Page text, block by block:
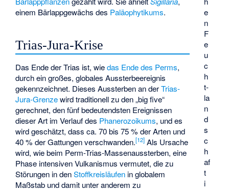
e
n
F
e
u
c
h
t­
la
n
d
s
c
h
af
t
i
einem Bärlappgewächs des Paläophytikums.
Trias-Jura-Krise
Das Ende der Trias ist, wiedas Ende des Perms,
durch ein großes, globales Aussterbeereignis
gekennzeichnet. Dieses Aussterben an derTrias-
Jura-Grenzewird traditionell zu den „big five“
gerechnet, den fünf bedeutendsten Ereignissen
dieser Art im Verlauf des Phanerozoikums, und es
wird geschätzt, dass ca. 70 bis 75 % der Arten und
40 % der Gattungen verschwanden.[12] Als Ursache
wird, wie beim Perm-Trias-Massenaussterben, eine
Phase intensiven Vulkanismus vermutet, die zu
Störungen in denStoffkreisläufen in globalem
Maßstab und damit unter anderem zu